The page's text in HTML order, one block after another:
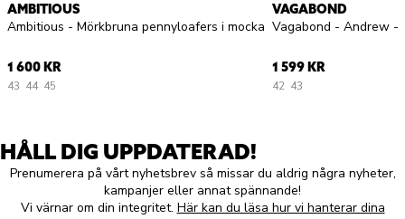
AMBITIOUS
Ambitious - Mörkbruna pennyloafers i mocka
1 600 KR
43 44 45
VAGABOND
1 599 KR
42 43
HÅLL DIG UPPDATERAD!
Prenumerera på vårt nyhetsbrev så missar du aldrig några nyheter,
kampanjer eller annat spännande!
Vi värnar om din integritet. Här kan du läsa hur vi hanterar dina